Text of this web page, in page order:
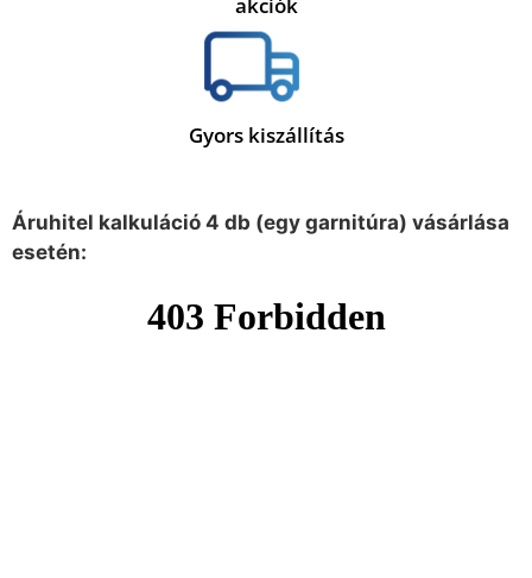
akciók
Gyors kiszállítás
Áruhitel kalkuláció 4 db (egy garnitúra) vásárlása
esetén: